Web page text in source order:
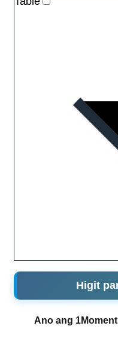
Higit
Ano ang